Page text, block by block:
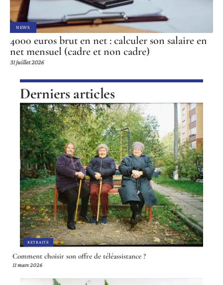
NEWS
4000 euros brut en net : calculer son salaire en
net mensuel (cadre et non cadre)
31 juillet 2026
Derniers articles
RETRAITE
Comment choisir son offre de téléassistance ?
11 mars 2026